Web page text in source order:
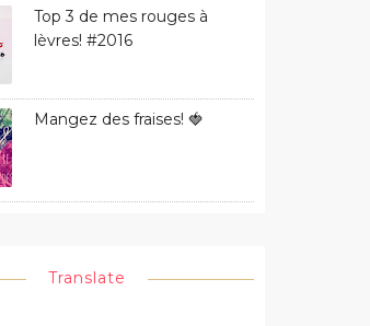
Top 3 de mes rouges à
lèvres! #2016
Mangez des fraises! 🍓
Translate